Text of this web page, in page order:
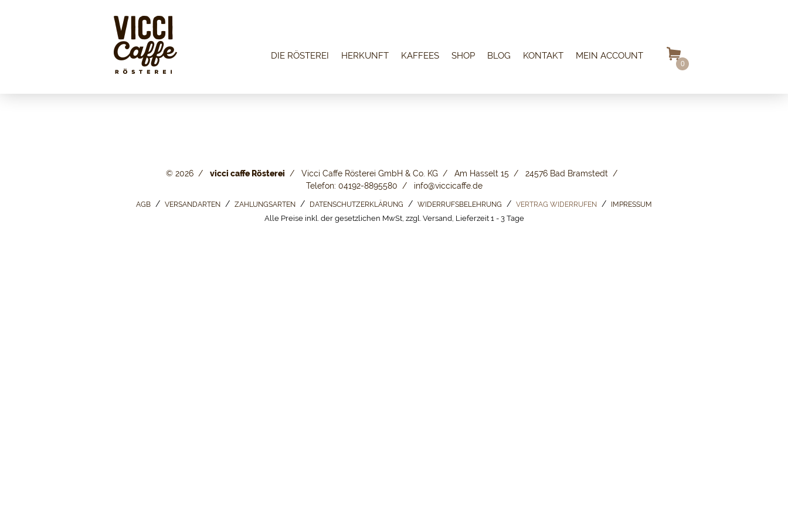
DIE RÖSTEREI HERKUNFT KAFFEES SHOP BLOG KONTAKT MEIN ACCOUNT
0
© 2026 vicci caffe Rösterei Vicci Caffe Rösterei GmbH & Co. KG Am Hasselt 15
24576 Bad Bramstedt
Telefon: 04192-8895580
info@viccicaffe.de
AGB VERSANDARTEN ZAHLUNGSARTEN DATENSCHUTZERKLÄRUNG WIDERRUFSBELEHRUNG VERTRAG WIDERRUFEN IMPRESSUM
Alle Preise inkl. der gesetzlichen MwSt, zzgl. Versand, Lieferzeit 1 - 3 Tage